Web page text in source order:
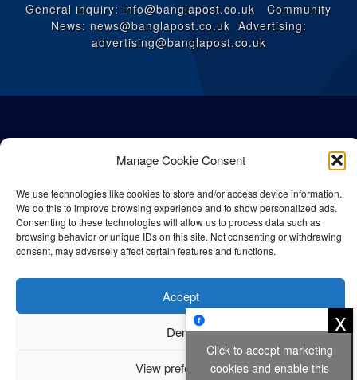
Manage Cookie Consent
We use technologies like cookies to store and/or access device information.
We do this to improve browsing experience and to show personalized ads.
Consenting to these technologies will allow us to process data such as
browsing behavior or unique IDs on this site. Not consenting or withdrawing
consent, may adversely affect certain features and functions.
Accept
Deny
View preferences
General inquiry: info@banglapost.co.uk Community
News: news@banglapost.co.uk Advertising:
advertising@banglapost.co.uk
© All rights reserved Bangla Post2026| Any unauthorised use or
reproduction of our content is strictly prohibited.
Cookie Policy
x
Click to accept marketing
cookies and enable this